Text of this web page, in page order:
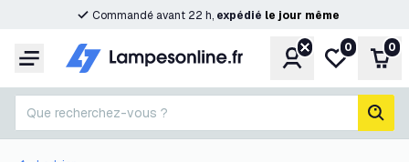
Commandé avant 22 h, expédié le jour même
Menu CompteMa liste de
0 0
Que recherchez-vous ?